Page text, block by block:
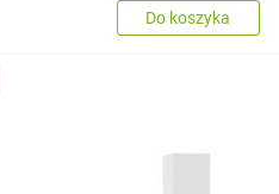
Do koszyka